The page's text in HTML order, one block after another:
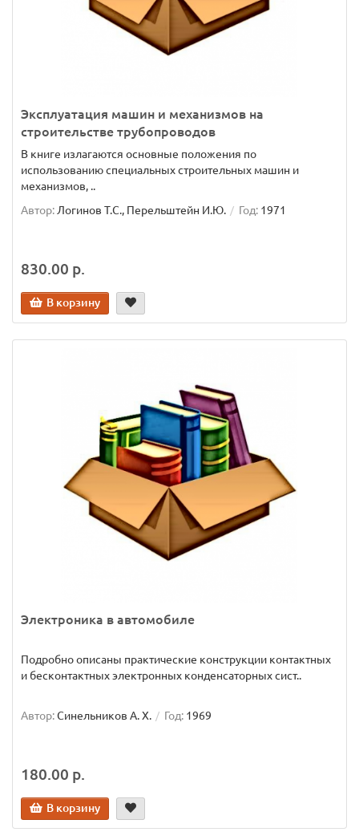
Эксплуатация машин и механизмов на
строительстве трубопроводов
В книге излагаются основные положения по
использованию специальных строительных машин и
механизмов, ..
Автор:Логинов Т.С., Перельштейн И.Ю. Год: 1971
830.00 р.
В корзину
Электроника в автомобиле
Подробно описаны практические конструкции контактных
и бесконтактных электронных конденсаторных сист..
Автор:Синельников А. Х. Год: 1969
180.00 р.
В корзину